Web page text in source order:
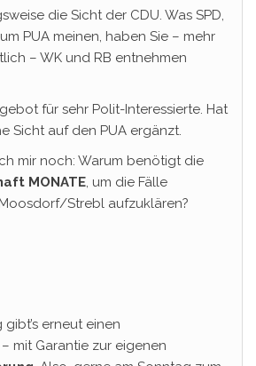
die Sicht der CDU. Was SPD,
PUA meinen, haben Sie – mehr
– WK und RB entnehmen
für sehr Polit-Interessierte. Hat
Sicht auf den PUA ergänzt.
mir noch: Warum benötigt die
MONATE, um die Fälle
Strebl aufzuklären?
erneut einen
– mit Garantie zur eigenen